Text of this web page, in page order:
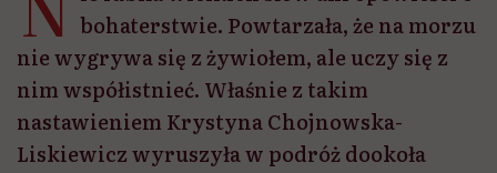
bohaterstwie. Powtarzała, że na morzu
nie wygrywa się z żywiołem, ale uczy się z
nim współistnieć. Właśnie z takim
nastawieniem Krystyna Chojnowska-
Liskiewicz wyruszyła w podróż dookoła